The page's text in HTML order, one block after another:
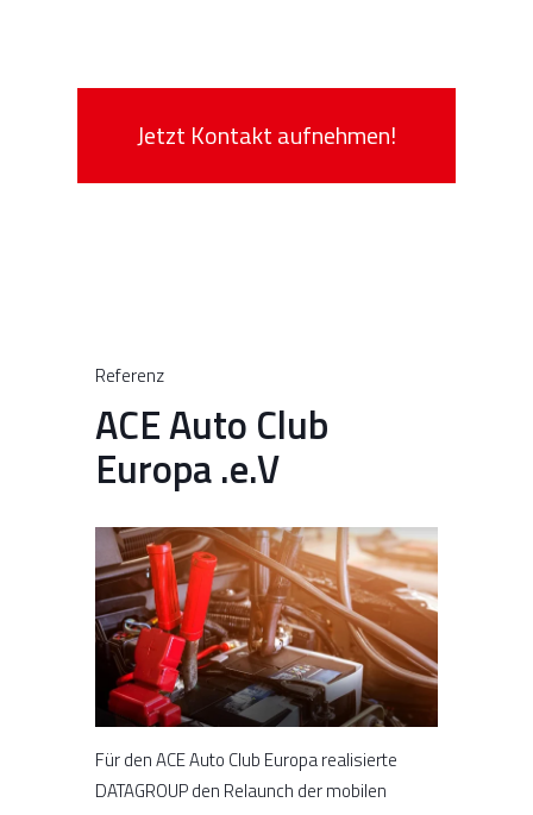
Jetzt Kontakt aufnehmen!
Referenz
ACE Auto Club
Europa .e.V
Für den ACE Auto Club Europa realisierte
DATAGROUP den Relaunch der mobilen